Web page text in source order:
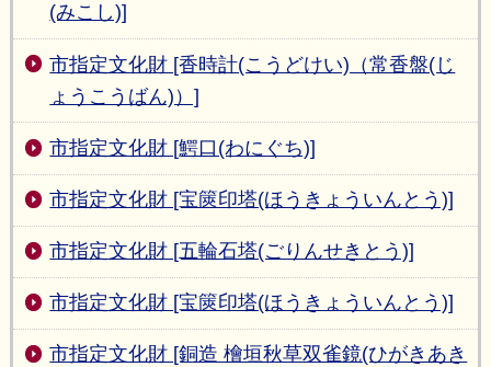
(みこし)]
市指定文化財 [香時計(こうどけい)（常香盤(じ
ょうこうばん)）]
市指定文化財 [鰐口(わにぐち)]
市指定文化財 [宝篋印塔(ほうきょういんとう)]
市指定文化財 [五輪石塔(ごりんせきとう)]
市指定文化財 [宝篋印塔(ほうきょういんとう)]
市指定文化財 [銅造 檜垣秋草双雀鏡(ひがきあき